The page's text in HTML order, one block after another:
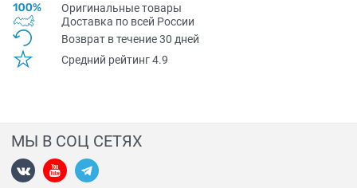
Оригинальные товары
Доставка по всей Pоссии
Возврат в течение 30 дней
Средний рейтинг 4.9
МЫ В СОЦ СЕТЯХ